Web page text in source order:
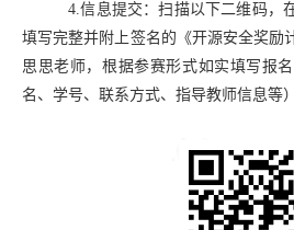
4.信息提交：扫描以下二维码，
填写完整并附上签名 的《开源安全奖励
思思老师， 根据参赛形式如实填写报
名、学号、联系方式、指导教师信息等